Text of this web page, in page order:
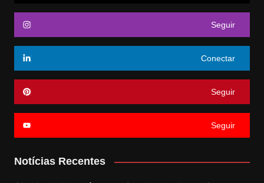
Seguir
Conectar
Seguir
Seguir
Notícias Recentes